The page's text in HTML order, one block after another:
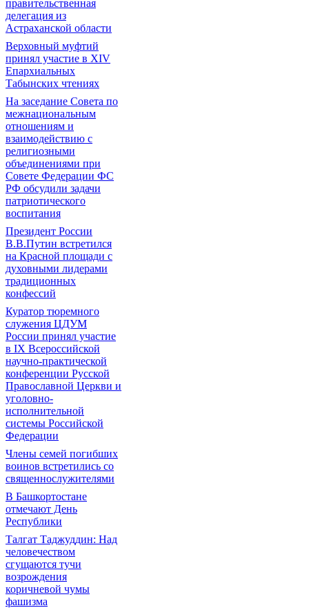
правительственная
делегация из
Астраханской области
Верховный муфтий
принял участие в ХIV
Епархиальных
Табынских чтениях
На заседание Совета по
межнациональным
отношениям и
взаимодействию с
религиозными
объединениями при
Совете Федерации ФС
РФ обсудили задачи
патриотического
воспитания
Президент России
В.В.Путин встретился
на Красной площади с
духовными лидерами
традиционных
конфессий
Куратор тюремного
служения ЦДУМ
России принял участие
в IX Всероссийской
научно-практической
конференции Русской
Православной Церкви и
уголовно-
исполнительной
системы Российской
Федерации
Члены семей погибших
воинов встретились со
священнослужителями
В Башкортостане
отмечают День
Республики
Талгат Таджуддин: Над
человечеством
сгущаются тучи
возрождения
коричневой чумы
фашизма